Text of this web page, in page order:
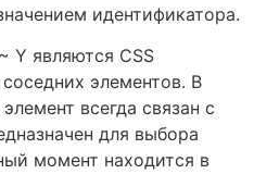
идентификатора.
Y являются CSS
элементов. В
всегда связан с
для выбора
момент находится в